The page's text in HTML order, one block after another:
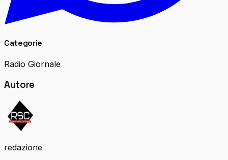
Categorie
Radio Giornale
Autore
redazione